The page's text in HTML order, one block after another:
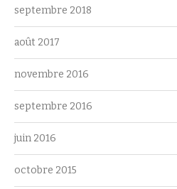
septembre 2018
août 2017
novembre 2016
septembre 2016
juin 2016
octobre 2015